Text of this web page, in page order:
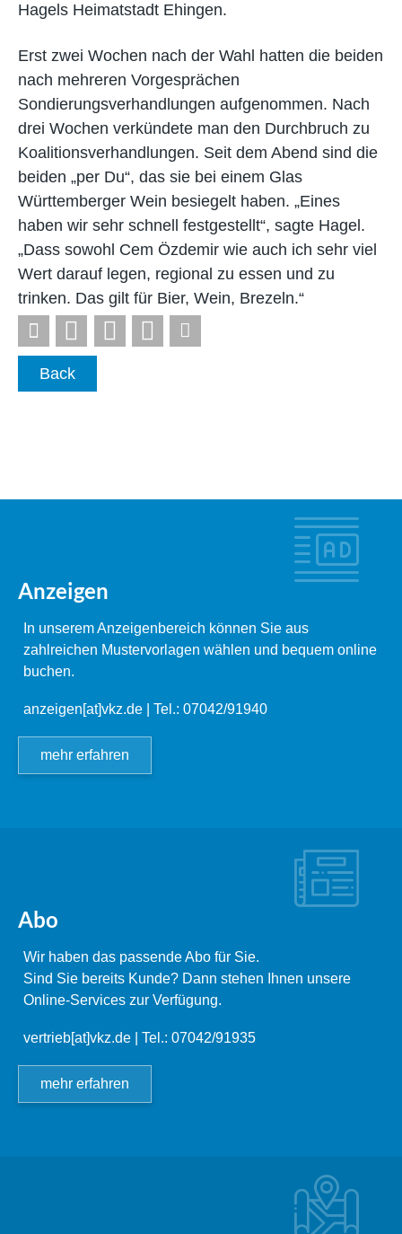
Hagels Heimatstadt Ehingen.
Erst zwei Wochen nach der Wahl hatten die beiden
nach mehreren Vorgesprächen
Sondierungsverhandlungen aufgenommen. Nach
drei Wochen verkündete man den Durchbruch zu
Koalitionsverhandlungen. Seit dem Abend sind die
beiden „per Du“, das sie bei einem Glas
Württemberger Wein besiegelt haben. „Eines
haben wir sehr schnell festgestellt“, sagte Hagel.
„Dass sowohl Cem Özdemir wie auch ich sehr viel
Wert darauf legen, regional zu essen und zu
trinken. Das gilt für Bier, Wein, Brezeln.“
Back
Anzeigen
In unserem Anzeigenbereich können Sie aus
zahlreichen Mustervorlagen wählen und bequem online
buchen.
anzeigen[at]vkz.de | Tel.: 07042/91940
mehr erfahren
Abo
Wir haben das passende Abo für Sie.
Sind Sie bereits Kunde? Dann stehen Ihnen unsere
Online-Services zur Verfügung.
vertrieb[at]vkz.de | Tel.: 07042/91935
mehr erfahren